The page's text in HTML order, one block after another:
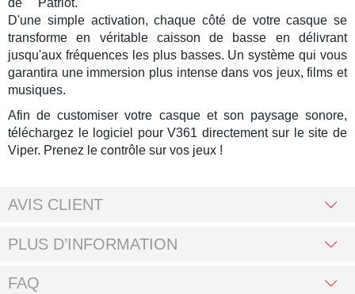
D'une simple activation, chaque côté de votre casque se
transforme en véritable caisson de basse en délivrant
jusqu'aux fréquences les plus basses. Un système qui vous
garantira une immersion plus intensedans vos jeux, films et
musiques.
Afin de customiser votre casque et son paysage sonore,
téléchargez lelogiciel
pour V361 directement sur le site de
Viper. Prenez le contrôle sur vos jeux !
AVIS CLIENT
PLUS D’INFORMATION
FAQ